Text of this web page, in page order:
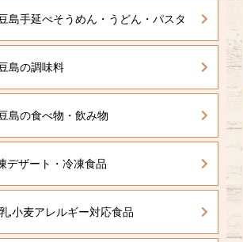
島手延べそうめん・うどん・パスタ
島の調味料
島の食べ物・飲み物
デザート・冷凍食品
,小麦アレルギー対応食品